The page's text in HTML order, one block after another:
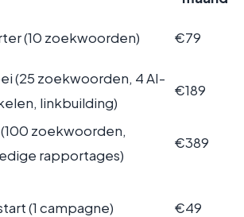
(10 zoekwoorden) €79
(25 zoekwoorden, 4 AI-
linkbuilding)
€189
zoekwoorden,
rapportages)
€389
(1 campagne) €49